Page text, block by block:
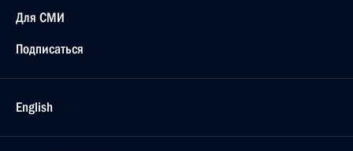
Для СМИ
Подписаться
English